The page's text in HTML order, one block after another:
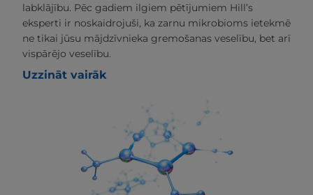
labklājību. Pēc gadiem ilgiem pētījumiem Hill’s
eksperti ir noskaidrojuši, ka zarnu mikrobioms ietekmē
ne tikai jūsu mājdzīvnieka gremošanas veselību, bet arī
vispārējo veselību.
Uzzināt vairāk